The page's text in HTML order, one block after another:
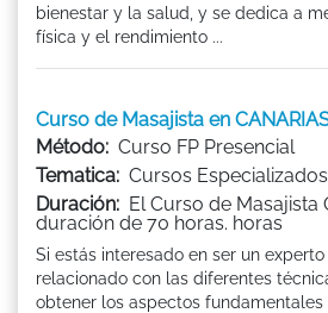
bienestar y la salud, y se dedica a
física y el rendimiento ...
Curso de Masajista en
Método: Curso FP Presencial
Tematica: Cursos Especializados
Duración: El Curso de Masajista
duración de 70 horas. horas
Si estás interesado en ser un
relacionado con las diferentes
obtener los aspectos fundamentales